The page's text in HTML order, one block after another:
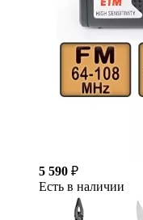
5 590 ₽
Есть в наличии